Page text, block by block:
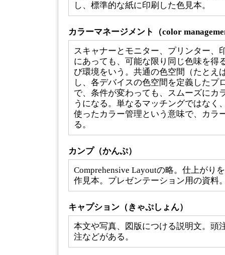
し、標準的な紙に印刷した色見本。
カラーマネージメント（color
スキャナーとモニター、プリンター、
にあっても、可能な限り同じ色味を得
び環境をいう。共通の色空間（たとえ
し、各デバイスの色空間を定義したプ
で、条件が変わっても、スムーズにカ
うになる。単なるマッチングではなく
使ったカラー管理という意味で、カラ
る。
カンプ（かんぷ）
Comprehensive Layoutの略。仕上がり
作見本。プレゼンテーション用の資料
キャプション（きゃぷしょん）
本文や写真、図版につける説明文。頭
注などがある。